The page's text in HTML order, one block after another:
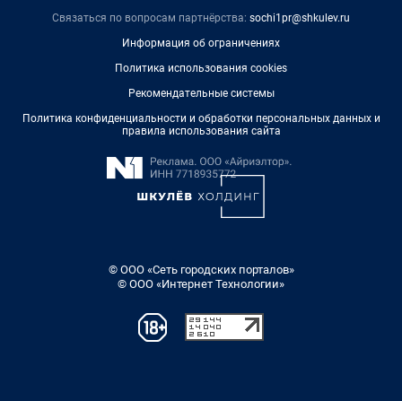
Связаться по вопросам партнёрства: sochi1pr@shkulev.ru
Информация об ограничениях
Политика использования cookies
Рекомендательные системы
Политика конфиденциальности и обработки персональных данных и
правила использования сайта
© ООО «Сеть городских порталов»
© ООО «Интернет Технологии»